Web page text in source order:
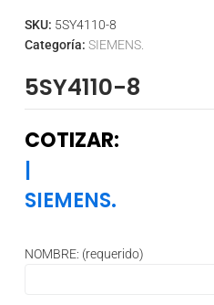
SKU: 5SY4110-8
Categoría: SIEMENS.
5SY4110-8
COTIZAR:
|
SIEMENS.
NOMBRE: (requerido)